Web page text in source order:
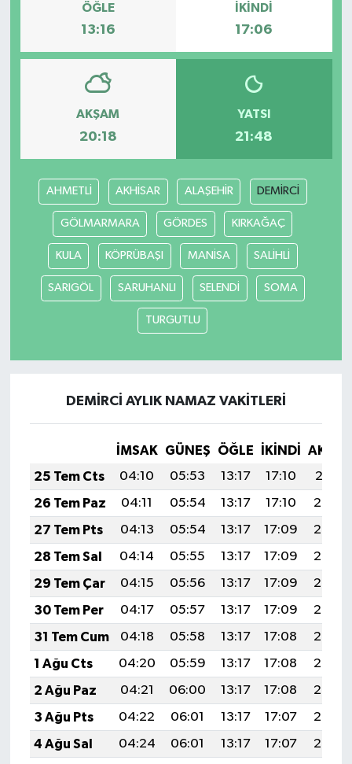
ÖĞLE
13:16
İKINDI
17:06
AKŞAM
20:18
YATSI
21:48
AHMETLİ AKHİSAR ALAŞEHİR DEMİRCİ
GÖLMARMARA GÖRDES KIRKAĞAÇ
KULA KÖPRÜBAŞI MANİSA SALİHLİ
SARIGÖL SARUHANLI SELENDİ SOMA
TURGUTLU
DEMİRCİ AYLIK NAMAZ VAKITLERI
İMSAK GÜNEŞ ÖĞLE İKINDI
25 Tem Cts
04:10 05:53 13:17 17:10
20:31
26 Tem Paz
04:11 05:54 13:17 17:10
20:30
27 Tem Pts
04:13 05:54 13:17 17:09
20:30
28 Tem Sal
04:14 05:55 13:17 17:09
20:29
29 Tem Çar
04:15 05:56 13:17 17:09
20:28
30 Tem Per
04:17 05:57 13:17 17:09
20:27
31 Tem Cum
04:18 05:58 13:17 17:08
20:26
1 Ağu Cts
04:20 05:59 13:17 17:08
20:25
2 Ağu Paz
04:21 06:00 13:17 17:08
20:24
3 Ağu Pts
04:22 06:01 13:17 17:07
20:23
4 Ağu Sal
04:24 06:01 13:17 17:07
20:22